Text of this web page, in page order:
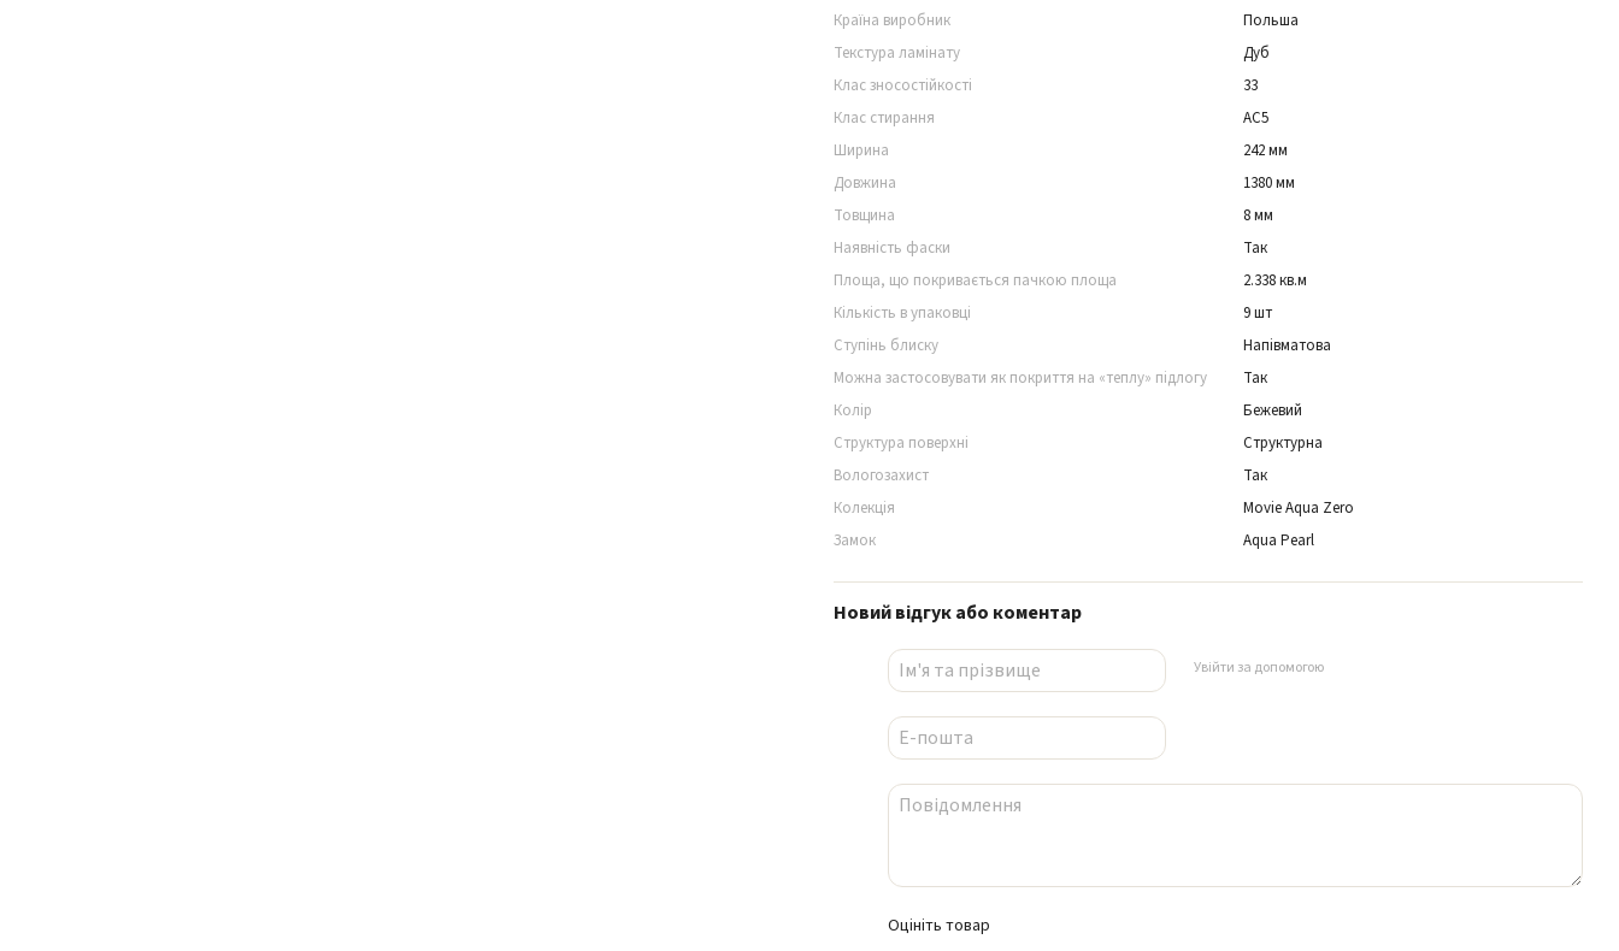
Країна виробник
Польша
Текстура ламінату
Дуб
Клас зносостійкості
33
Клас стирання
АС5
Ширина
242 мм
Довжина
1380 мм
Товщина
8 мм
Наявність фаски
Так
Площа, що покривається пачкою площа
2.338 кв.м
Кількість в упаковці
9 шт
Ступінь блиску
Напівматова
Можна застосовувати як покриття на «теплу» підлогу
Так
Колір
Бежевий
Структура поверхні
Структурна
Вологозахист
Так
Колекція
Movie Aqua Zero
Замок
Aqua Pearl
Новий відгук або коментар
Увійти за допомогою
Оцініть товар